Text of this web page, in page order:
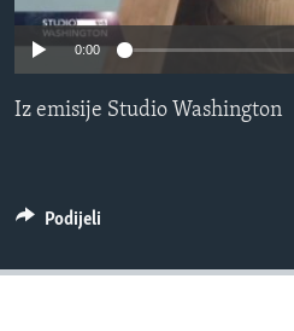
MAGAZIN
O GLASU AMERIKE
Learning English
0:00
Iz emisije Studio Washington
Podijeli